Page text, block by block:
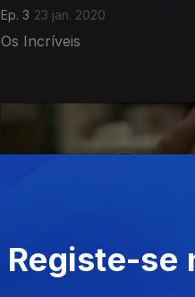
Ep. 3 23 jan. 2020
Os Incríveis
Ep. 7 27 fev. 2020
Registe-se